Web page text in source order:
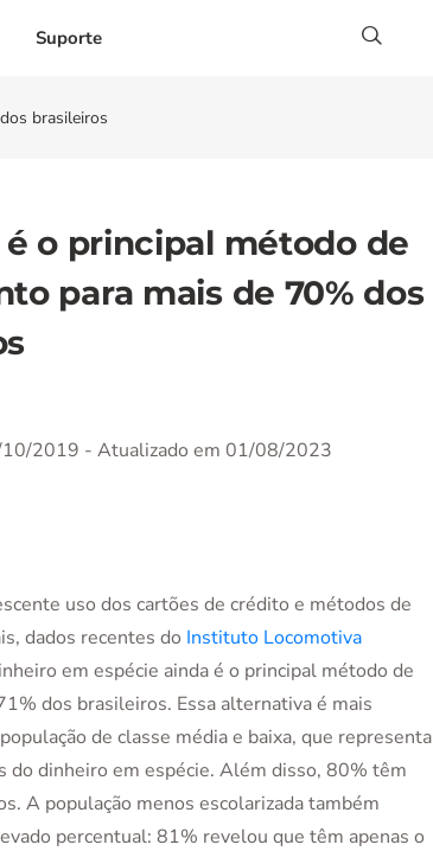
Suporte
brasileiros
o principal método de
para mais de 70% dos
10/2019 - Atualizado em 01/08/2023
uso dos cartões de crédito e métodos de
dados recentes do Instituto Locomotiva
em espécie ainda é o principal método de
dos brasileiros. Essa alternativa é mais
de classe média e baixa, que representa
do dinheiro em espécie. Além disso, 80% têm
A população menos escolarizada também
percentual: 81% revelou que têm apenas o